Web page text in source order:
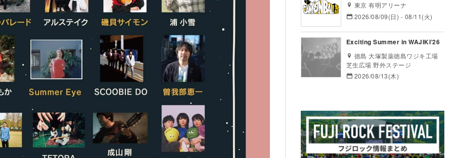
東京 有明アリーナ
2026/08/09(日) - 08/11(火)
Exciting Summer in WAJIKI’26
徳島 大塚製薬徳島ワジキ工場
芝生広場 野外ステージ
2026/08/13(木)